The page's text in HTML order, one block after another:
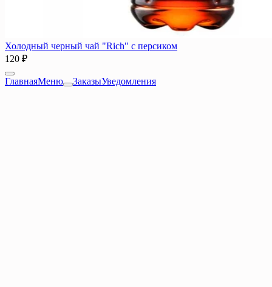
Холодный черный чай "Rich" с персиком
120 ₽
ГлавнаяМеню ЗаказыУведомления